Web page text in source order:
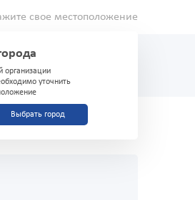
свое местоположение
организации
уточнить
Выбрать город